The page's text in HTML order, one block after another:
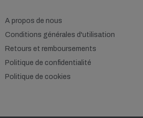
A propos de nous
Conditions générales d'utilisation
Retours et remboursements
Politique de confidentialité
Politique de cookies